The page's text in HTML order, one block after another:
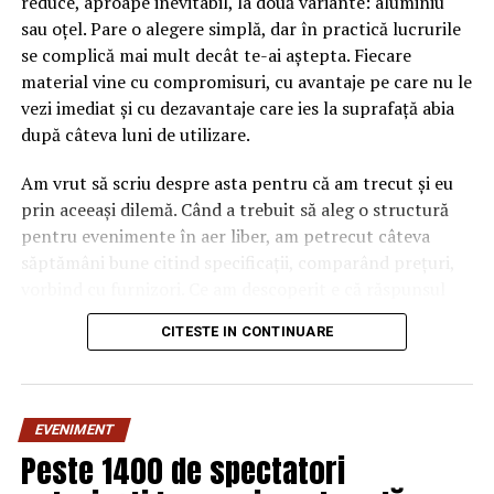
sau oțel. Pare o alegere simplă, dar în practică lucrurile
se complică mai mult decât te-ai aștepta. Fiecare
material vine cu compromisuri, cu avantaje pe care nu le
vezi imediat și cu dezavantaje care ies la suprafață abia
după câteva luni de utilizare.
Am vrut să scriu despre asta pentru că am trecut și eu
prin aceeași dilemă. Când a trebuit să aleg o structură
pentru evenimente în aer liber, am petrecut câteva
săptămâni bune citind specificații, comparând prețuri,
„corect” depinde mult de context, de cât de des muți
pavilionul și de ce condiții meteo ai de înfruntat.
materialului mai mult decât
CITESTE IN CONTINUARE
EVENIMENT
Peste 1400 de spectatori